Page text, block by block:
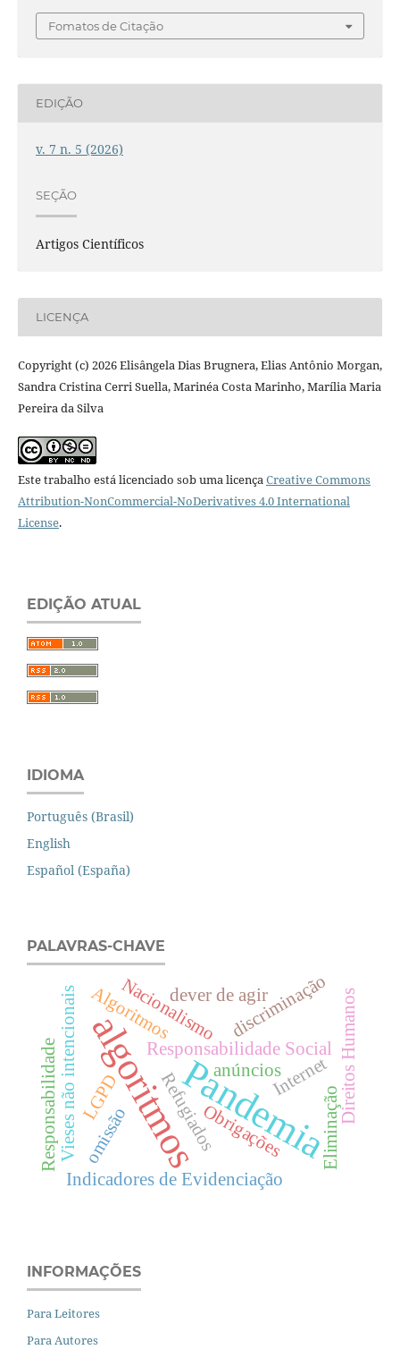
Fomatos de Citação
EDIÇÃO
v. 7 n. 5 (2026)
SEÇÃO
Artigos Científicos
LICENÇA
Copyright (c) 2026 Elisângela Dias Brugnera, Elias Antônio Morgan,
Sandra Cristina Cerri Suella, Marinéa Costa Marinho, Marília Maria
Pereira da Silva
Este trabalho está licenciado sob uma licençaCreative Commons
Attribution-NonCommercial-NoDerivatives 4.0 International
License.
EDIÇÃO ATUAL
IDIOMA
Português (Brasil)
English
Español (España)
PALAVRAS-CHAVE
algoritmosPandemia
Responsabilidade Social
Indicadores de Evidenciação
Direitos Humanos
Internet
Nacionalismo
Refugiadosanúncios
discriminação
Algoritmos
Vieses não intencionais Eliminação
Responsabilidade LGPD
Obrigações
omissão
dever de agir
INFORMAÇÕES
Para Leitores
Para Autores